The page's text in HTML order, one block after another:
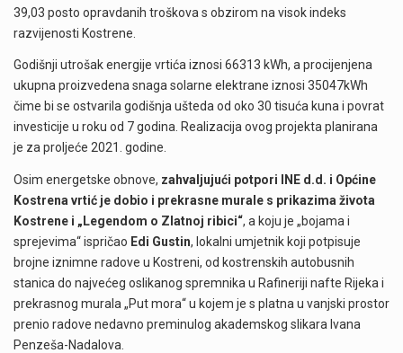
39,03 posto opravdanih troškova s obzirom na visok indeks
razvijenosti Kostrene.
Godišnji utrošak energije vrtića iznosi 66313 kWh, a procijenjena
ukupna proizvedena snaga solarne elektrane iznosi 35047kWh
čime bi se ostvarila godišnja ušteda od oko 30 tisuća kuna i povrat
investicije u roku od 7 godina. Realizacija ovog projekta planirana
je za proljeće 2021. godine.
Osim energetske obnove, zahvaljujući potpori INE d.d. i Općine
Kostrena vrtić je dobio i prekrasne murale s prikazima života
Kostrene i „Legendom o Zlatnoj ribici“, a koju je „bojama i
sprejevima“ ispričao Edi Gustin, lokalni umjetnik koji potpisuje
brojne iznimne radove u Kostreni, od kostrenskih autobusnih
stanica do najvećeg oslikanog spremnika u Rafineriji nafte Rijeka i
prekrasnog murala „Put mora“ u kojem je s platna u vanjski prostor
prenio radove nedavno preminulog akademskog slikara Ivana
Penzeša-Nadalova.